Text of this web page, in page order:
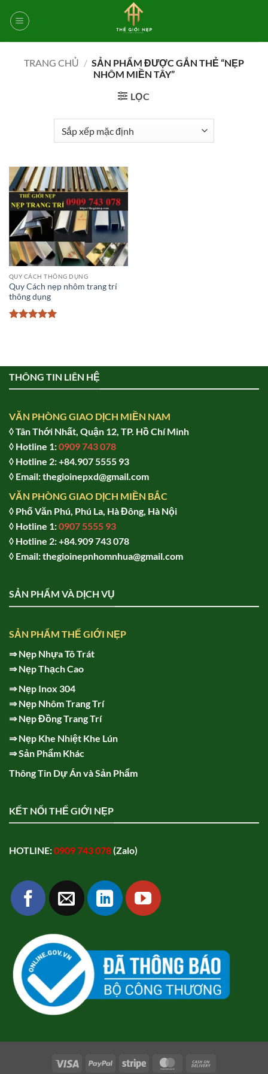
qua
TRANG CHỦ / SẢN PHẨM ĐƯỢC GẮN THẺ “NẸP
NHÔM MIỀN TÂY”
LỌC
QUY CÁCH THÔNG DỤNG
Quy Cách nẹp nhôm trang trí
thông dụng
THÔNG TIN LIÊN HỆ
VĂN PHÒNG GIAO DỊCH MIỀN NAM
◊ Tân Thới Nhất, Quận 12, TP. Hồ Chí Minh
◊ Hotline 1:0909 743 078
◊ Hotline 2: +84.907 5555 93
◊ Email: thegioinepxd@gmail.com
VĂN PHÒNG GIAO DỊCH MIỀN BẮC
◊ Phố Văn Phú, Phú La, Hà Đông, Hà Nội
◊ Hotline 1:0907 5555 93
◊ Hotline 2:+84.909 743 078
◊ Email: thegioinepnhomnhua@gmail.com
SẢN PHẨM VÀ DỊCH VỤ
SẢN PHẨM THẾ GIỚI NẸP
⇒Nẹp Nhựa Tô Trát
⇒Nẹp Thạch Cao
⇒Nẹp Inox 304
⇒Nẹp Nhôm Trang Trí
⇒Nẹp Đồng Trang Trí
⇒Nẹp Khe Nhiệt Khe Lún
⇒Sản Phẩm Khác
Thông Tin Dự Án và Sản Phẩm
KẾT NỐI THẾ GIỚI NẸP
HOTLINE:0909 743 078(Zalo)
Visa PayPal Stripe MasterCard